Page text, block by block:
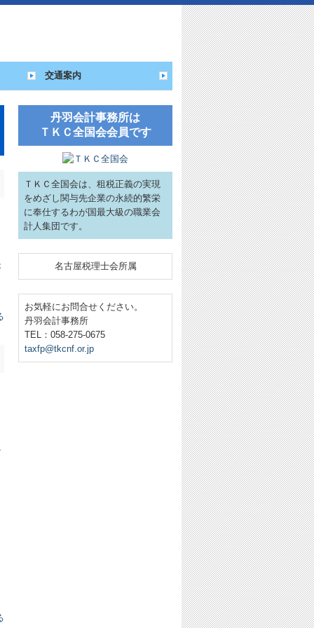
交通案内
丹羽会計事務所は
ＴＫＣ全国会会員です
ＴＫＣ全国会は、租税正義の実現
をめざし関与先企業の永続的繁栄
に奉仕するわが国最大級の職業会
計人集団です。
名古屋税理士会所属
お気軽にお問合せください。
丹羽会計事務所
TEL：058-275-0675
taxfp@tkcnf.or.jp